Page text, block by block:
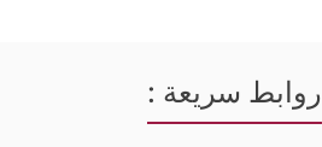
روابط سريعة :